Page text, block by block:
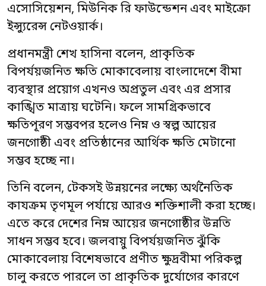
এসোসিয়েশন, মিউনিক রি ফাউন্ডেশন এবং মাইক্রো
ইন্স্যুরেন্স নেটওয়ার্ক।
প্রধানমন্ত্রী শেখ হাসিনা বলেন, প্রাকৃতিক
বিপর্যয়জনিত ক্ষতি মোকাবেলায় বাংলাদেশে বীমা
ব্যবস্থার প্রয়োগ এখনও অপ্রতুল এবং এর প্রসার
কাঙ্খিত মাত্রায় ঘটেনি। ফলে সামগ্রিকভাবে
ক্ষতিপূরণ সম্ভবপর হলেও নিম্ন ও স্বল্প আয়ের
জনগোষ্ঠী এবং প্রতিষ্ঠানের আর্থিক ক্ষতি মেটানো
সম্ভব হচ্ছে না।
তিনি বলেন, টেকসই উন্নয়নের লক্ষ্যে অর্থনৈতিক
কাযক্রম তৃণমূল পর্যায়ে আরও শক্তিশালী করা হচ্ছে।
এতে করে দেশের নিম্ন আয়ের জনগোষ্ঠীর উন্নতি
সাধন সম্ভব হবে। জলবায়ু বিপর্যয়জনিত ঝুঁকি
মোকাবেলায় বিশেষভাবে প্রণীত ক্ষুদ্রবীমা পরিকল্প
চালু করতে পারলে তা প্রাকৃতিক দুর্যোগের কারণে